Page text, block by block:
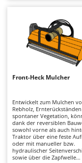
Äxte - Beile
Balkenmäher
Baumscheren
Bindezangen -
Bodenfräsen
Ardes
Argo
Ariete
Attila
Ausonia
Awelco
B
Baesso
Bahco
unterschiedlicher
und
verschiedenen
Robustheitsklassen. Große
Auswahl zwischen leichten,
mittleren und schweren
die es ermöglichen, die
an die Leistung des
nach Modell von 20 bis 80
an die Art der Arbeit
weichen Pflanzenresten
Schlegeln und
zum Zerkleinern
widerstandsfähiger
Rebholz und holzigem
ausgestattet sein. Die Wartung
umfasst regelmäßige
mit Schmierung der
Teile (Gelenkwellen, Lager,
Front-Heck Mulcher
Entwickelt zum Mulchen
Rebholz,
spontaner Vegetation,
dank der reversiblen
sowohl vorne als auch
Traktor über eine feste
oder mit manueller bzw.
hydraulischer
sowie über die Zapfwelle